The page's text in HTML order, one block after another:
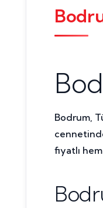
Bodrum,
fiyatlı